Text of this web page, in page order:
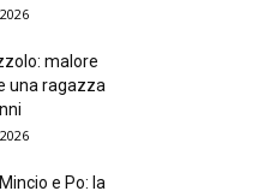
malore
una ragazza
e Po: la